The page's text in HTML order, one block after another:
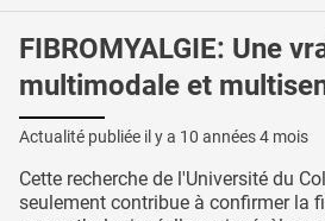
FIBROMYALGIE: Une
multimodale et
Actualité publiée il y a 10 années 4 mois
Cette recherche de l'Université du
seulement contribue à confirmer la